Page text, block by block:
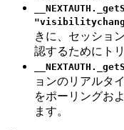
きに、セッショ
認するためにト
ョンのリアルタ
をポーリングお
ます。